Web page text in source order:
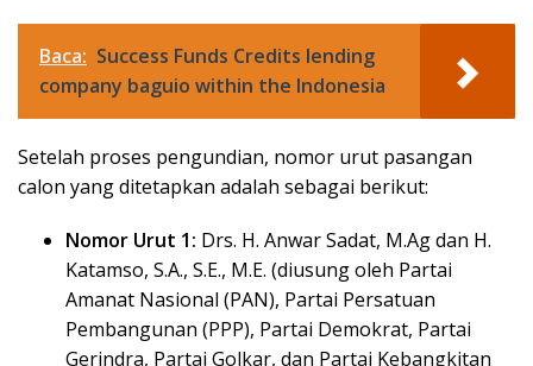
Baca: Success Funds Credits lending
company baguio within the Indonesia
Setelah proses pengundian, nomor urut pasangan
calon yang ditetapkan adalah sebagai berikut:
Nomor Urut 1: Drs. H. Anwar Sadat, M.Ag dan H.
Katamso, S.A., S.E., M.E. (diusung oleh Partai
Amanat Nasional (PAN), Partai Persatuan
Pembangunan (PPP), Partai Demokrat, Partai
Gerindra, Partai Golkar, dan Partai Kebangkitan